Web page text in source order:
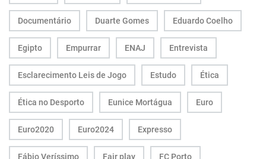
Documentário Duarte Gomes Eduardo Coelho
Egipto Empurrar ENAJ Entrevista
Esclarecimento Leis de Jogo Estudo Ética
Ética no Desporto Eunice Mortágua Euro
Euro2020 Euro2024 Expresso
Fábio Veríssimo Fair play FC Porto